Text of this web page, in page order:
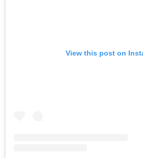
View this post on